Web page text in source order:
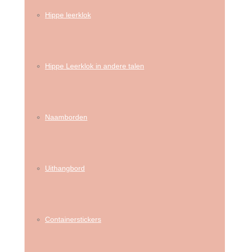
Hippe leerklok
Hippe Leerklok in andere talen
Naamborden
Uithangbord
Containerstickers